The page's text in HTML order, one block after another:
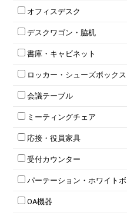
肘付きチェア
肘無しチェア
役員チェア
オフィスチェアその他
オフィスデスク
片袖机
フリーアドレスデスク（ベ
昇降デスク
両袖机
デスクワゴン・脇机
インワゴン2段
インワゴン3段
脇机
書庫・キャビネット
ハイキャビネット
ローキャビネット
両開きキャビネット
上下連結キャビネット
軽量ラック（スチールラッ
収納家具その他
両開書庫
ラテラル書庫
ロッカー・シューズボックス
1人用ロッカー
2人用ロッカー
3人用ロッカー
5人用ロッカー
8人用ロッカー
多人数ロッカー
ダイヤル錠ロッカー
会議テーブル
ミーティングテーブル
スタッキングテーブル
ネスティングテーブル
カウンターテーブル
T字脚テーブル
会議テーブルW1200～
ミーティングチェア
キャスター付きミーティン
スタッキングミーティング
テーブル付きミーティング
折りたたみミーティング
ハイチェア
応接・役員家具
応接セット
応接ソファ
応接チェア
応接・役員家具その他
受付カウンター
ハイカウンター
ローカウンター
ラウンジカウンター
パーテーション・ホワイト
パーテーション
自立タイプパーテーション
OA機器